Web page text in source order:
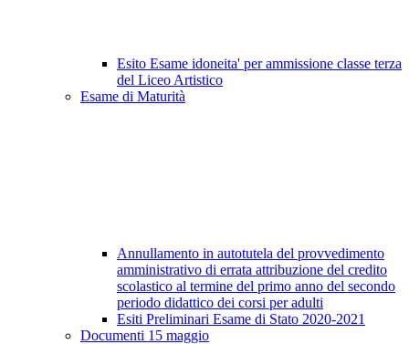
Esito Esame idoneita' per ammissione classe terza
del Liceo Artistico
Esame di Maturità
Annullamento in autotutela del provvedimento
amministrativo di errata attribuzione del credito
scolastico al termine del primo anno del secondo
periodo didattico dei corsi per adulti
Esiti Preliminari Esame di Stato 2020-2021
Documenti 15 maggio